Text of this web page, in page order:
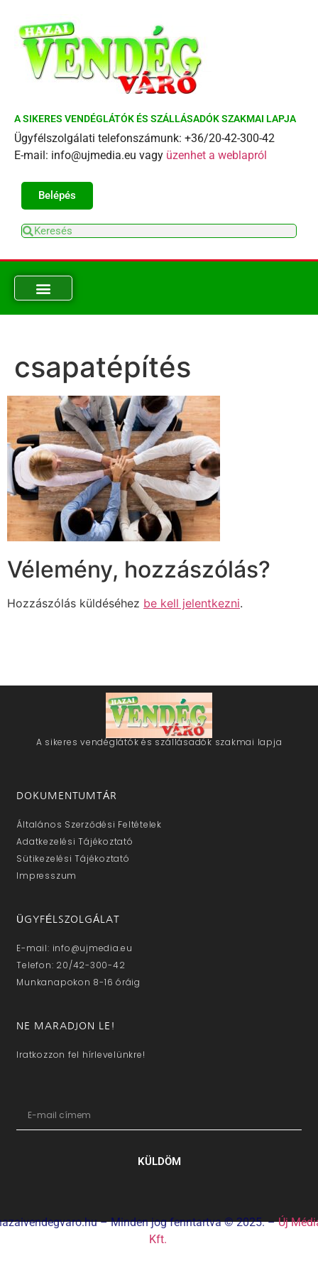
A SIKERES VENDÉGLÁTÓK ÉS SZÁLLÁSADÓK SZAKMAI LAPJA
Ügyfélszolgálati telefonszámunk: +36/20-42-300-42
E-mail: info@ujmedia.eu vagy üzenhet a weblapról
Belépés
csapatépítés
Vélemény, hozzászólás?
Hozzászólás küldéséhez be kell jelentkezni.
A sikeres vendéglátók és szállásadók szakmai lapja
DOKUMENTUMTÁR
Általános Szerződési Feltételek
Adatkezelési Tájékoztató
Sütikezelési Tájékoztató
Impresszum
ÜGYFÉLSZOLGÁLAT
E-mail: info@ujmedia.eu
Telefon: 20/42-300-42
Munkanapokon 8-16 óráig
NE MARADJON LE!
Iratkozzon fel hírlevelünkre!
KÜLDÖM
– Minden jog fenntartva © 2025. –Új
Kft.